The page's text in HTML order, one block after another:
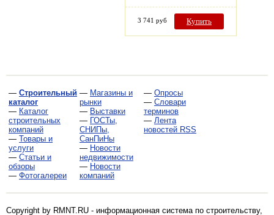
3 741 руб Купить
— Строительный
каталог
— Каталог
строительных
компаний
— Товары и
услуги
— Статьи и
обзоры
— Фотогалереи
— Магазины и
рынки
— Выставки
— ГОСТы,
СНИПы,
СанПиНы
— Новости
недвижимости
— Новости
компаний
— Опросы
— Словари
терминов
— Лента
новостей RSS
Copyright by RMNT.RU - информационная система по строительству,